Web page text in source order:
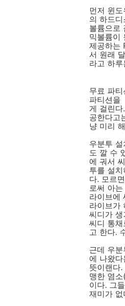
먼저 윈
의 하드
볼륨으로
믹볼륨이
제공하는
서 원래
라고 하
무료 파
파티션을
게 걸린
공한다고
냥 미리
우분투
도 깔 수
에 궈서
투를 설
다. 모르
로써 아
라이브에
라이브가
씨디가
씨디 통
고 한다.
근데 우
에 나왔
뜻이랜다
맹한 염
이다. 그
재미가 없